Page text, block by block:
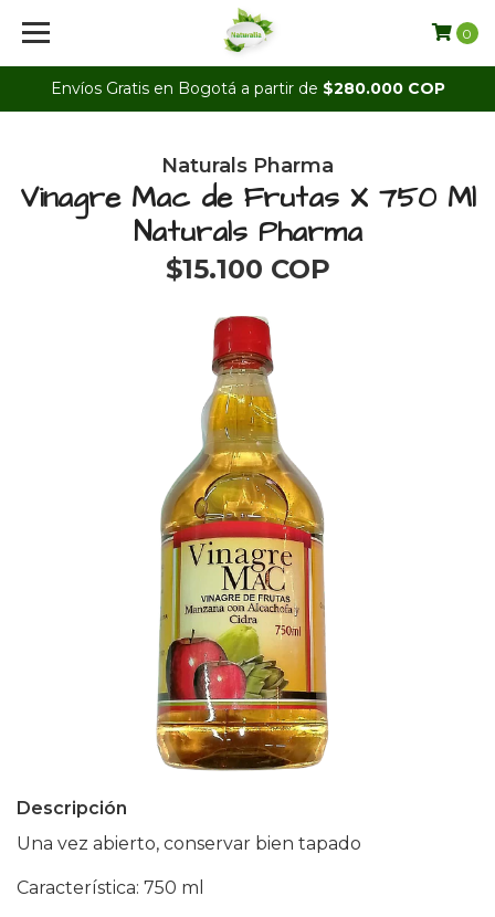
Envíos Gratis en Bogotá a partir de $280.000 COP
0
Naturals Pharma
Vinagre Mac de Frutas X 750 Ml
Naturals Pharma
$15.100 COP
Descripción
Una vez abierto, conservar bien tapado
Característica: 750 ml